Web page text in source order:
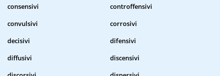
consensivi
controffensivi
convulsivi
corrosivi
decisivi
difensivi
diffusivi
discensivi